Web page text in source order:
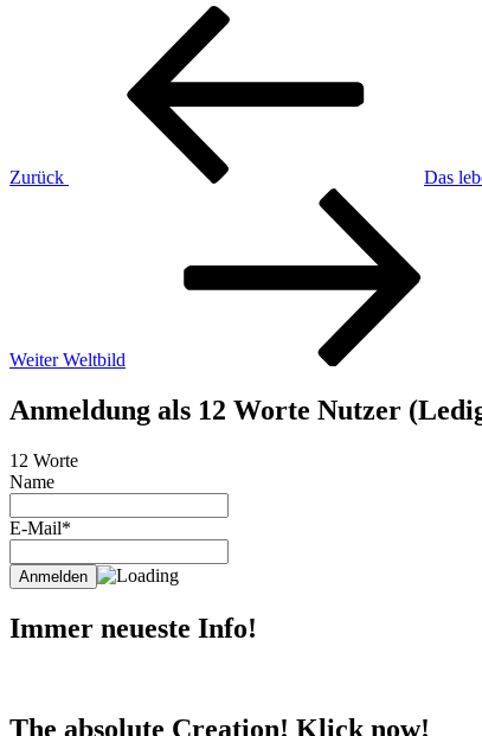
Beitragsnavigation
Zurück
Das
Weiter Weltbild
Anmeldung als 12 Worte Nutzer
12 Worte
Name
E-Mail*
Immer neueste Info!
The absolute Creation! Klick now!